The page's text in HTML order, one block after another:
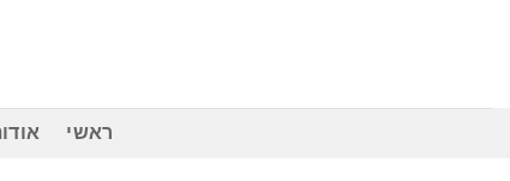
ראשי